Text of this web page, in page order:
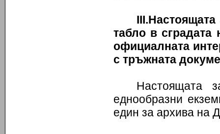
III
табло в
официалната
с тръжната
Настоящата
еднообразни
един за архива на